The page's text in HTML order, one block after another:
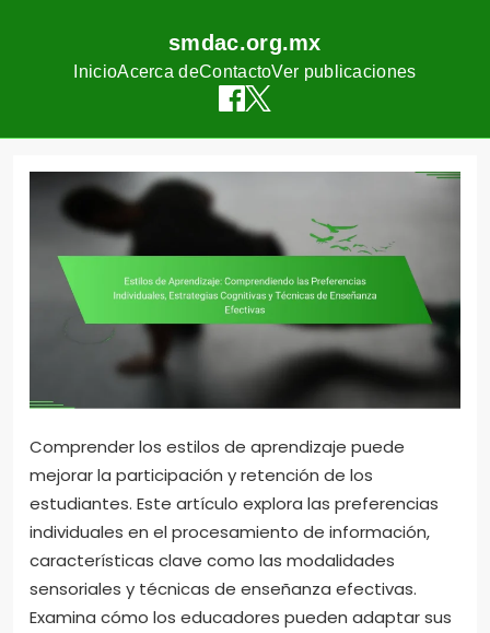
smdac.org.mx
InicioAcerca deContactoVer publicaciones
Comprender los estilos de aprendizaje puede
mejorar la participación y retención de los
estudiantes. Este artículo explora las preferencias
individuales en el procesamiento de información,
características clave como las modalidades
sensoriales y técnicas de enseñanza efectivas.
Examina cómo los educadores pueden adaptar sus